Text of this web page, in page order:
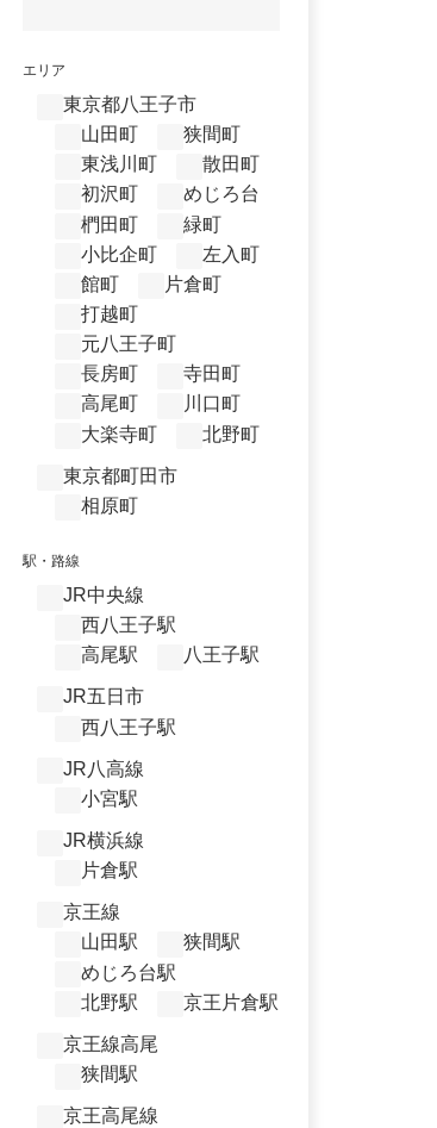
エリア
東京都八王子市
山田町
狭間町
東浅川町
散田町
初沢町
めじろ台
椚田町
緑町
小比企町
左入町
館町
片倉町
打越町
元八王子町
長房町
寺田町
高尾町
川口町
大楽寺町
北野町
東京都町田市
相原町
駅・路線
JR中央線
西八王子駅
高尾駅
八王子駅
JR五日市
西八王子駅
JR八高線
小宮駅
JR横浜線
片倉駅
京王線
山田駅
狭間駅
めじろ台駅
北野駅
京王片倉駅
京王線高尾
狭間駅
京王高尾線